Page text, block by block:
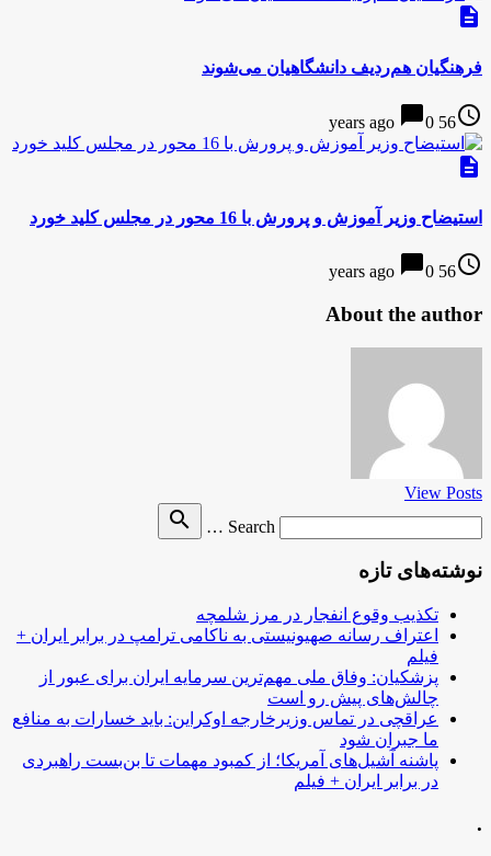
description
فرهنگیان هم‌ردیف دانشگاهیان می‌شوند
access_time
56 years ago
chat_bubble0
description
استیضاح وزیر آموزش و پرورش با 16 محور در مجلس کلید خورد
access_time
56 years ago
chat_bubble0
About the author
View Posts
Search …
search
نوشته‌های تازه
تکذیب وقوع انفجار در مرز شلمچه
اعتراف رسانه صهیونیستی به ناکامی ترامپ در برابر ایران +
فیلم
پزشکیان: وفاق ملی مهم‌ترین سرمایه ایران برای عبور از
چالش‌های پیش رو است
عراقچی در تماس وزیرخارجه اوکراین: باید خسارات به منافع
ما جبران شود
پاشنه آشیل‌های آمریکا؛ از کمبود مهمات تا بن‌بست راهبردی
در برابر ایران + فیلم
.